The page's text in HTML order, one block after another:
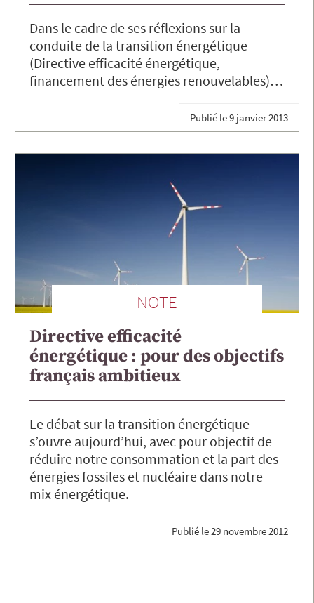
Dans le cadre de ses réflexions sur la
conduite de la transition énergétique
(Directive efficacité énergétique,
financement des énergies renouvelables)…
Publié le9 janvier 2013
NOTE
Directive efficacité
énergétique : pour des objectifs
français ambitieux
Le débat sur la transition énergétique
s’ouvre aujourd’hui, avec pour objectif de
réduire notre consommation et la part des
énergies fossiles et nucléaire dans notre
mix énergétique.
Publié le29 novembre 2012